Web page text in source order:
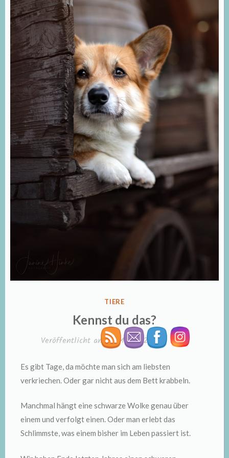
VERÖFFENTLICHT
TIERE
Kennst du das?
Veröffentlicht am8. Mai 2020 von Nicki
Es gibt Tage, da möchte man sich am liebsten
verkriechen. Oder gar nicht aus dem Bett krabbeln.
Manchmal hängt eine schwarze Wolke genau über
einem und verfolgt einen. Oder man erlebt das
Schlimmste, was einem bisher im Leben passiert ist.